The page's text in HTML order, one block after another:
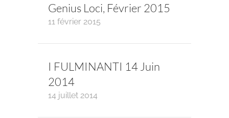
Genius Loci, Février 2015
11 février 2015
I FULMINANTI 14 Juin
2014
14 juillet 2014